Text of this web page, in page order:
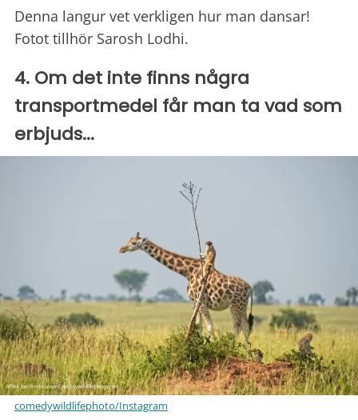
Denna langur vet verkligen hur man dansar!
Fotot tillhör Sarosh Lodhi.
4. Om det inte finns några
transportmedel får man ta vad som
erbjuds...
comedywildlifephoto/Instagram